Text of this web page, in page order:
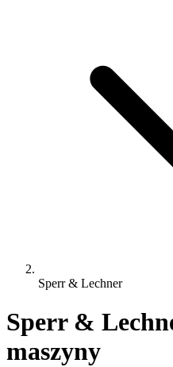
Sperr & Lechner
Sperr &
maszyny